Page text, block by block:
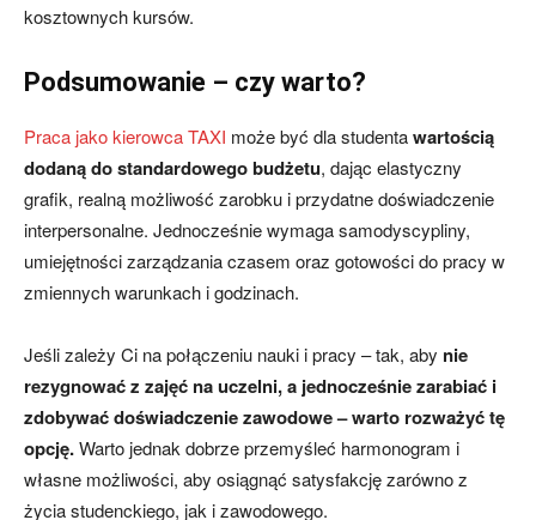
kosztownych kursów.
Podsumowanie – czy warto?
Praca jako kierowca TAXI może być dla studentawartością
dodaną do standardowego budżetu, dając elastyczny
grafik, realną możliwość zarobku i przydatne doświadczenie
interpersonalne. Jednocześnie wymaga samodyscypliny,
umiejętności zarządzania czasem oraz gotowości do pracy w
zmiennych warunkach i godzinach.
Jeśli zależy Ci na połączeniu nauki i pracy – tak, aby nie
rezygnować z zajęć na uczelni, a jednocześnie zarabiać i
zdobywać doświadczenie zawodowe – warto rozważyć tę
opcję.Warto jednak dobrze przemyśleć harmonogram i
własne możliwości, aby osiągnąć satysfakcję zarówno z
życia studenckiego, jak i zawodowego.